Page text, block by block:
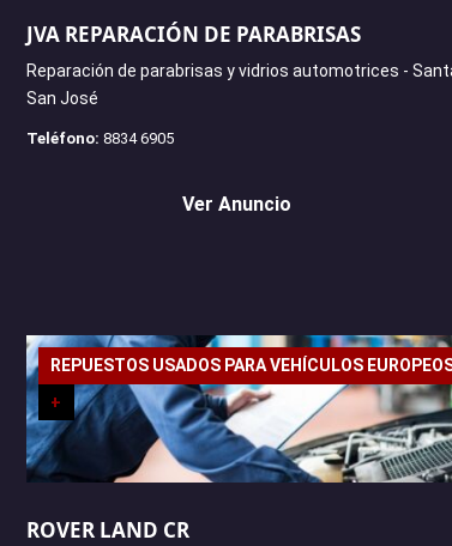
JVA REPARACIÓN DE PARABRISAS
Reparación de parabrisas y vidrios automotrices -
San José
Teléfono: 8834 6905
Ver Anuncio
REPUESTOS USADOS PARA VEHÍCULOS
+
ROVER LAND CR